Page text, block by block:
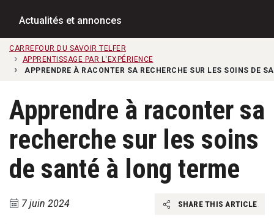
Actualités et annonces
CARREFOUR DU SAVOIR TELFER
APPRENTISSAGE PAR L'EXPÉRIENCE
APPRENDRE À RACONTER SA RECHERCHE SUR LES SOINS DE
Apprendre à raconter sa
recherche sur les soins
de santé à long terme
7 juin 2024 SHARE THIS ARTICLE